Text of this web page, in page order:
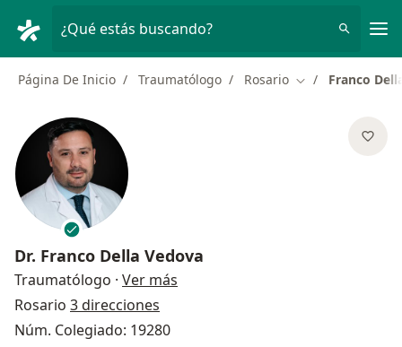
¿Qué estás buscando?
Página De Inicio Traumatólogo Rosario Cambiar de
Franco
Dr. Franco Della Vedova
Traumatólogo · Ver más
Rosario 3 direcciones
Núm. Colegiado: 19280